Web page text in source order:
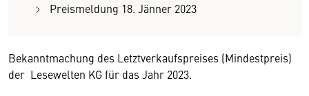
Preismeldung 18. Jänner 2023
Bekanntmachung des Letztverkaufspreises (Mindestpreis)
der Lesewelten KG für das Jahr 2023.